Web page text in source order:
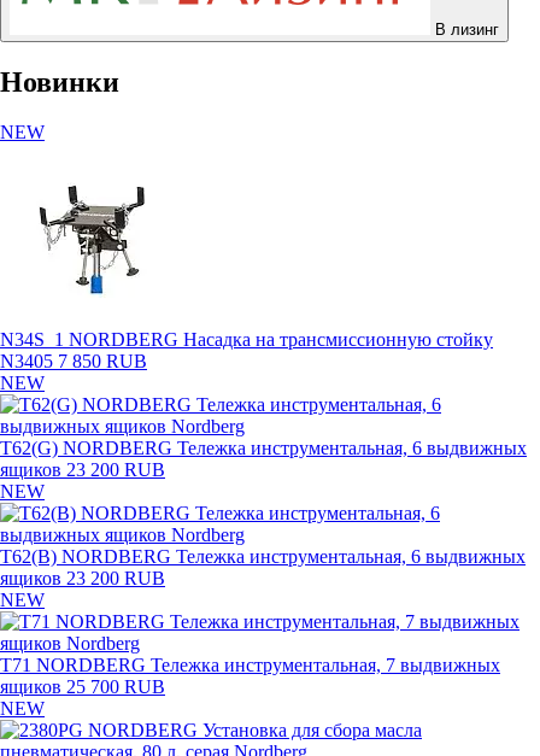
В лизинг
Новинки
NEW
N34S_1 NORDBERG Насадка на трансмиссионную стойку
N3405 7 850 RUB
NEW
T62(G) NORDBERG Тележка инструментальная, 6 выдвижных
ящиков 23 200 RUB
NEW
T62(B) NORDBERG Тележка инструментальная, 6 выдвижных
ящиков 23 200 RUB
NEW
T71 NORDBERG Тележка инструментальная, 7 выдвижных
ящиков 25 700 RUB
NEW